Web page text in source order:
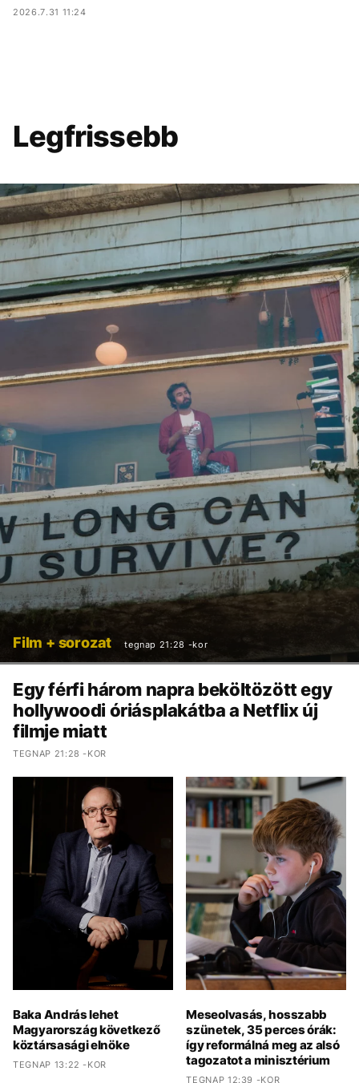
2026.7.31 11:24
Legfrissebb
Film + sorozat tegnap 21:28 -kor
Egy férfi három napra beköltözött egy
hollywoodi óriásplakátba a Netflix új
filmje miatt
TEGNAP 21:28 -KOR
Baka András lehet
Magyarország következő
köztársasági elnöke
TEGNAP 13:22 -KOR
Meseolvasás, hosszabb
szünetek, 35 perces órák:
így reformálná meg az alsó
tagozatot a minisztérium
TEGNAP 12:39 -KOR